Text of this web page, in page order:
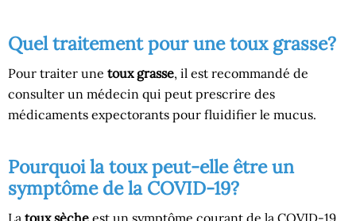
Quel traitement pour une toux grasse?
Pour traiter une toux grasse, il est recommandé de
consulter un médecin qui peut prescrire des
médicaments expectorants pour fluidifier le mucus.
Pourquoi la toux peut-elle être un
symptôme de la COVID-19?
La toux sèche est un symptôme courant de la COVID-19,